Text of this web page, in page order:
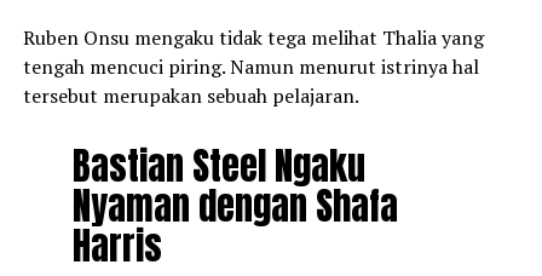
Ruben Onsu mengaku tidak tega melihat Thalia yang
tengah mencuci piring. Namun menurut istrinya hal
tersebut merupakan sebuah pelajaran.
Bastian Steel Ngaku
Nyaman dengan Shafa
Harris